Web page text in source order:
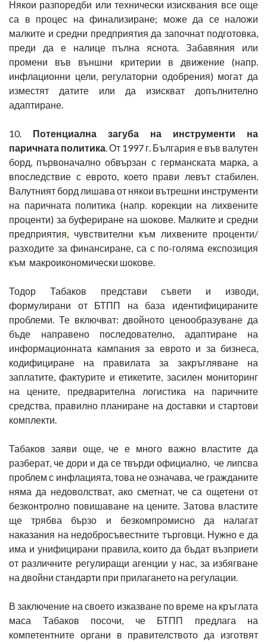
Някои разпоредби или технически изисквания все още
са в процес на финализиране; може да се наложи
малките и средни предприятия да започнат подготовка,
преди да е налице пълна яснота. Забавяния или
промени във външни критерии в движение (напр.
инфлационни цели, регулаторни одобрения) могат да
изместят датите или да изискват допълнително
адаптиране.
10. Потенциална загуба на инструменти на
паричната политика . От 1997 г. България е във валутен
борд, първоначално обвързан с германската марка, а
впоследствие с еврото, което прави левът стабилен.
Валутният борд лишава от някои вътрешни инструменти
на паричната политика (напр. корекции на лихвените
проценти) за буфериране на шокове. Малките и средни
предприятия
чувствителни към лихвените проценти/
разходите за финансиране, са с по-голяма експозиция
към макроикономически шокове.
Тодор Табаков представи съвети и изводи,
формулирани от БТПП на база идентифицираните
проблеми. Те включват: двойното ценообразуване да
бъде направено последователно, адаптиране на
информационната кампания за еврото и за бизнеса,
кодифициране на правилата за закръгляване на
заплатите, фактурите и етикетите, засилен мониторинг
на цените, предварителна логистика на паричните
средства, правилно планиране на доставки и стартови
комплекти.
Табаков заяви още, че е много важно властите да
разберат, че дори и да се твърди официално, че липсва
проблем с инфлацията, това не означава, че гражданите
няма да недоволстват, ако сметнат, че са ощетени от
безконтролно повишаване на цените. Затова властите
ще трябва бързо и безкомпромисно да налагат
наказания на недобросъвестните търговци. Нужно е да
има и унифицирани правила, които да бъдат възприети
от различните регулиращи агенции у нас, за избягване
на двойни стандарти при прилагането на регулации.
В заключение на своето изказване по време на кръглата
маса Табаков посочи, че БТПП предлага на
компетентните органи в правителството да изготвят